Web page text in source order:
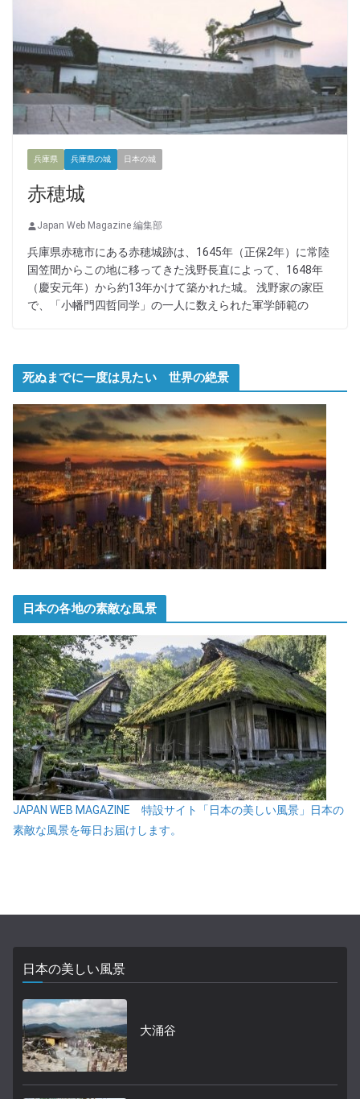
兵庫県 兵庫県の城 日本の城
赤穂城
Japan Web Magazine 編集部
兵庫県赤穂市にある赤穂城跡は、1645年（正保2年）に常陸
国笠間からこの地に移ってきた浅野長直によって、1648年
（慶安元年）から約13年かけて築かれた城。 浅野家の家臣
で、「小幡門四哲同学」の一人に数えられた軍学師範の
死ぬまでに一度は見たい 世界の絶景
日本の各地の素敵な風景
JAPAN WEB MAGAZINE 特設サイト「日本の美しい風景」日本の
素敵な風景を毎日お届けします。
日本の美しい風景
大涌谷